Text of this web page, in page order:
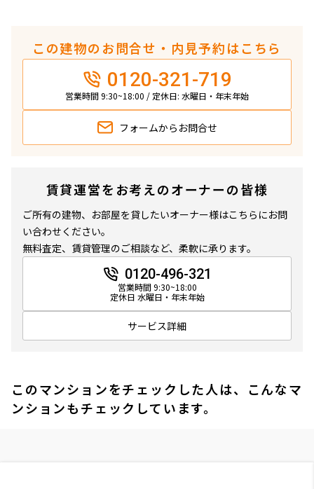
この建物のお問合せ・内見予約はこちら
0120-321-719
営業時間 9:30~18:00 / 定休日: 水曜日・年末年始
フォームから お問合せ
賃貸運営をお考えのオーナーの皆様
ご所有の建物、お部屋を貸したいオーナー様はこちらにお問
い合わせください。
無料査定、賃貸管理のご相談など、柔軟に承ります。
0120-496-321
営業時間 9:30~18:00
定休日 水曜日・年末年始
サービス詳細
このマンションをチェックした人は、こんなマ
ンションもチェックしています。